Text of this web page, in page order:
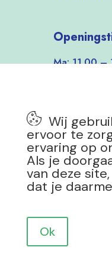
Wij
ervoor te
ervaring op
Als je
van deze
dat je
Ok
Ma: 11.00 –
7 dagen per
Privacy Policy |